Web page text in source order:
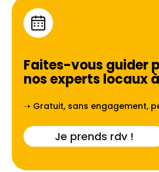
Faites-vous guider
nos experts locaux à
➝ Gratuit, sans engagement,
Je prends rdv !